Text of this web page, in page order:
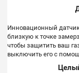
Инновационный
близкую к точке
чтобы защитить ваш
выключить его с